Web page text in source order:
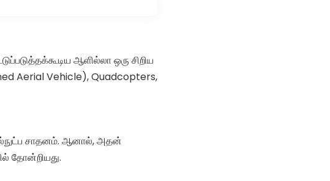
ஆளில்லா ஒரு சிறிய
Aerial Vehicle), Quadcopters,
சாதனம். ஆனால், அதன்
தோன்றியது.